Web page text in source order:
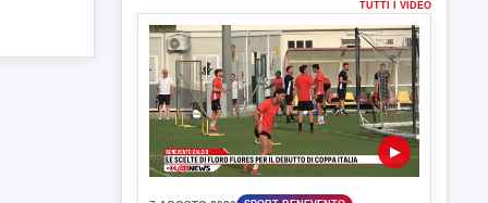
▶
7 AGOSTO 2026 SPORT BENEVENTO
Benevento Calcio: Le scelte di
Floro Flores per il debutto di Coppa